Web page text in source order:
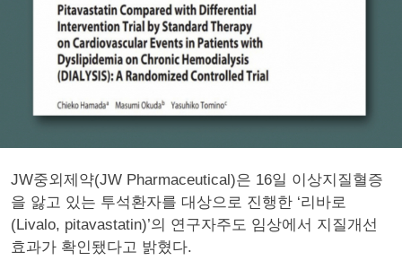
JW중외제약(JW Pharmaceutical)은 16일 이상지질혈증
을 앓고 있는 투석환자를 대상으로 진행한 ‘리바로
(Livalo, pitavastatin)’의 연구자주도 임상에서 지질개선
효과가 확인됐다고 밝혔다.